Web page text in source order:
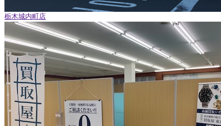
栃木城内町店